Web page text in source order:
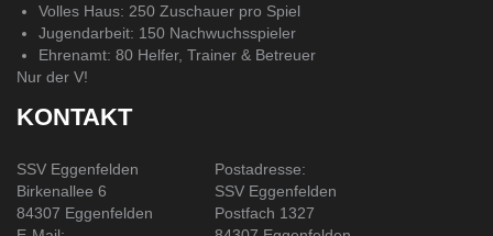
Volles Haus: 250 Zuschauer pro Spiel
Jugendarbeit: 150 Nachwuchsspieler
Ehrenamt: 80 Helfer, Trainer & Betreuer
Nur der V!
KONTAKT
SSV Eggenfelden
Birkenallee 6
84307 Eggenfelden
Postadresse:
SSV Eggenfelden
Postfach 1327